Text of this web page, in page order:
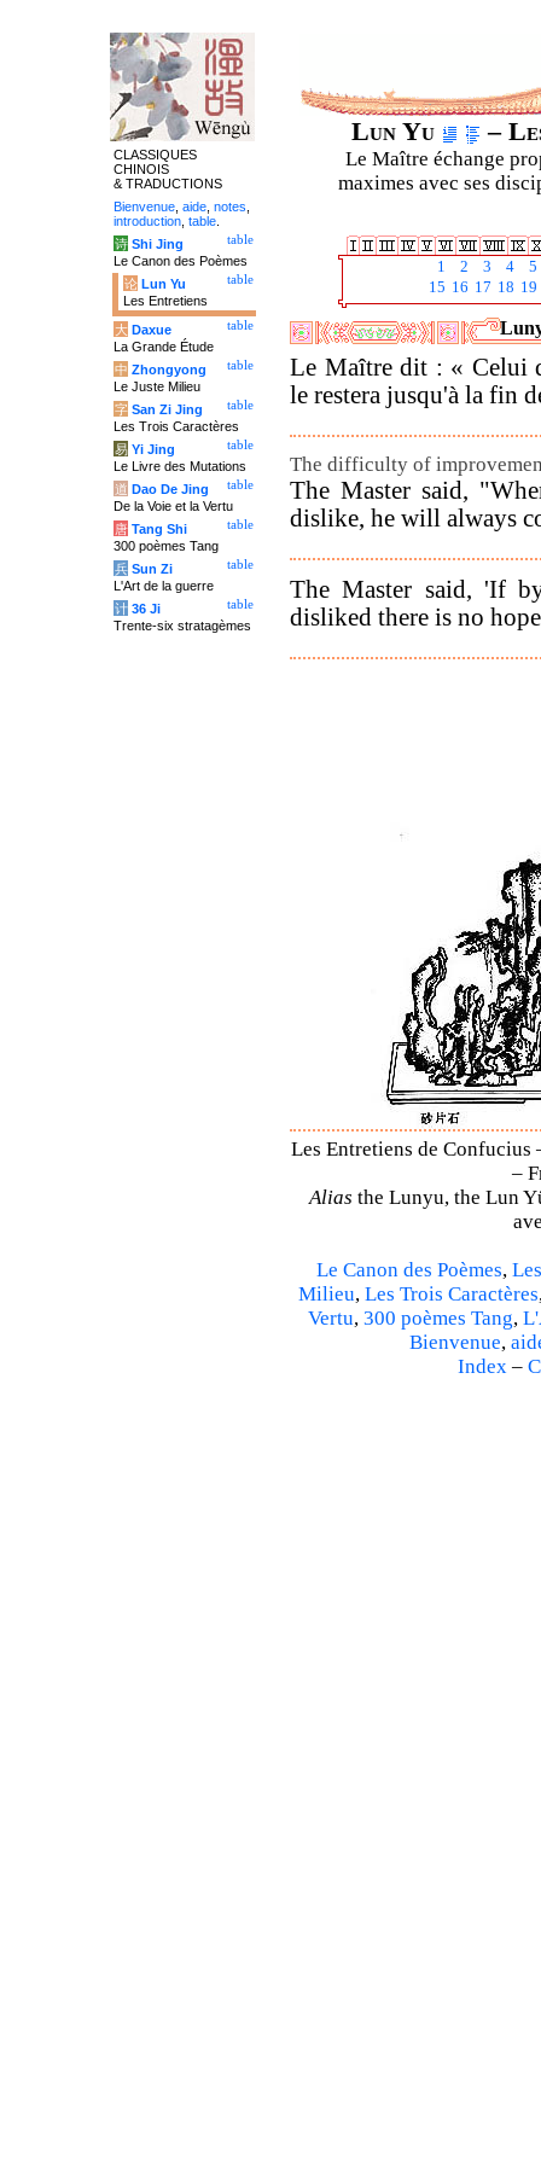
Lun Yu –
Le Maître échange
maximes avec ses
1 2 3 4
5
15 16 17 18 19
Le Maître dit : « Celui
le restera jusqu'à la fin
The difficulty of
The Master said,
dislike, he will always
The Master said, 'If
disliked there is no
Les Entretiens de
–
Alias the Lunyu, the Lun
Le Canon des Poèmes,
Milieu, Les Trois Caractères
Vertu, 300 poèmes Tang,
Bienvenue,
Index –
CLASSIQUES
CHINOIS
& TRADUCTIONS
Bienvenue aide notes
introduction table
table
诗 Shi Jing
Le Canon des Poèmes
table
论 Lun Yu
Les Entretiens
table
大 Daxue
La Grande Étude
table
中 Zhongyong
Le Juste Milieu
table
字 San Zi Jing
Les Trois Caractères
table
易 Yi Jing
Le Livre des Mutations
table
道 Dao De Jing
De la Voie et la Vertu
table
唐 Tang Shi
300 poèmes Tang
table
兵 Sun Zi
L'Art de la guerre
table
计 36 Ji
Trente-six stratagèmes